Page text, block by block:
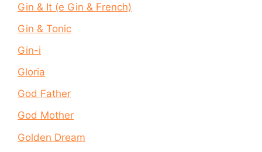
Gin & It (e Gin & French)
Gin & Tonic
Gin-i
Gloria
God Father
God Mother
Golden Dream